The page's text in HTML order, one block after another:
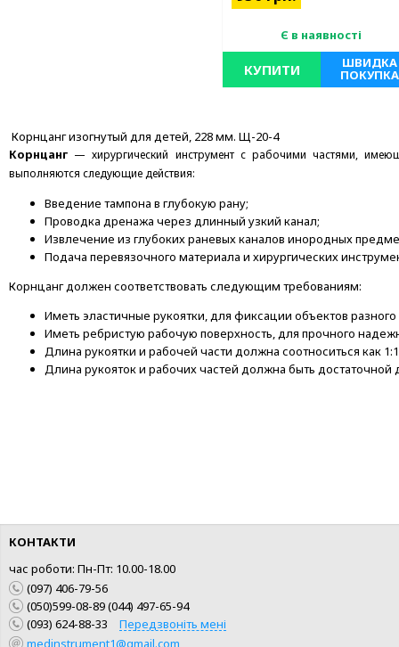
Є в наявності
КУПИТИ ШВИДКА
ПОКУПКА
Корнцанг изогнутый для детей, 228 мм. Щ-20-4
Корнцанг — хирургический инструмент с рабочими частями,
выполняются следующие действия:
Введение тампона в глубокую рану;
Проводка дренажа через длинный узкий канал;
Извлечение из глубоких раневых каналов инородных
Подача перевязочного материала и хирургических
Корнцанг должен соответствовать следующим требованиям:
Иметь эластичные рукоятки, для фиксации объектов
Иметь ребристую рабочую поверхность, для прочного
Длина рукоятки и рабочей части должна соотноситься как 1:1
Длина рукояток и рабочих частей должна быть
КОНТАКТИ
час роботи: Пн-Пт: 10.00-18.00
(097) 406-79-56
(050)599-08-89 (044) 497-65-94
(093) 624-88-33
Передзвоніть мені
medinstrument1@gmail.com